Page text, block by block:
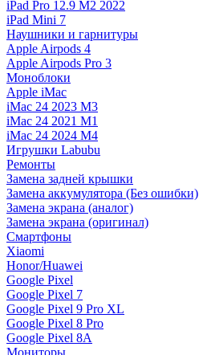
iPad Pro 12.9 M2 2022
iPad Mini 7
Наушники и гарнитуры
Apple Airpods 4
Apple Airpods Pro 3
Моноблоки
Apple iMac
iMac 24 2023 M3
iMac 24 2021 M1
iMac 24 2024 M4
Игрушки Labubu
Ремонты
Замена задней крышки
Замена аккумулятора (Без ошибки)
Замена экрана (аналог)
Замена экрана (оригинал)
Смартфоны
Xiaomi
Honor/Huawei
Google Pixel
Google Pixel 7
Google Pixel 9 Pro XL
Google Pixel 8 Pro
Google Pixel 8A
Мониторы